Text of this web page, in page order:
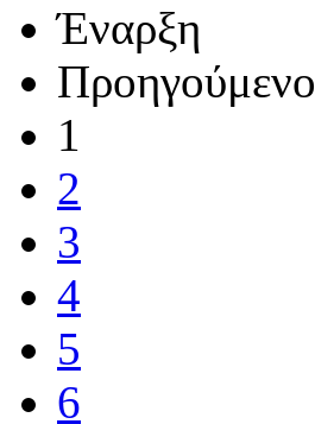
Έναρξη
Προηγούμενο
1
2
3
4
5
6